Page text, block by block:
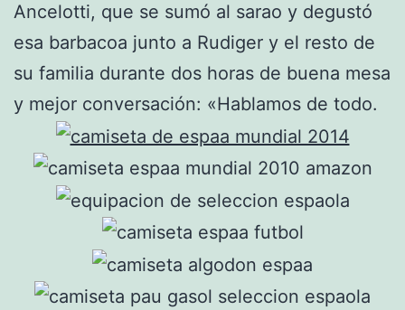
Ancelotti, que se sumó al sarao y degustó
esa barbacoa junto a Rudiger y el resto de
su familia durante dos horas de buena mesa
y mejor conversación: «Hablamos de todo.